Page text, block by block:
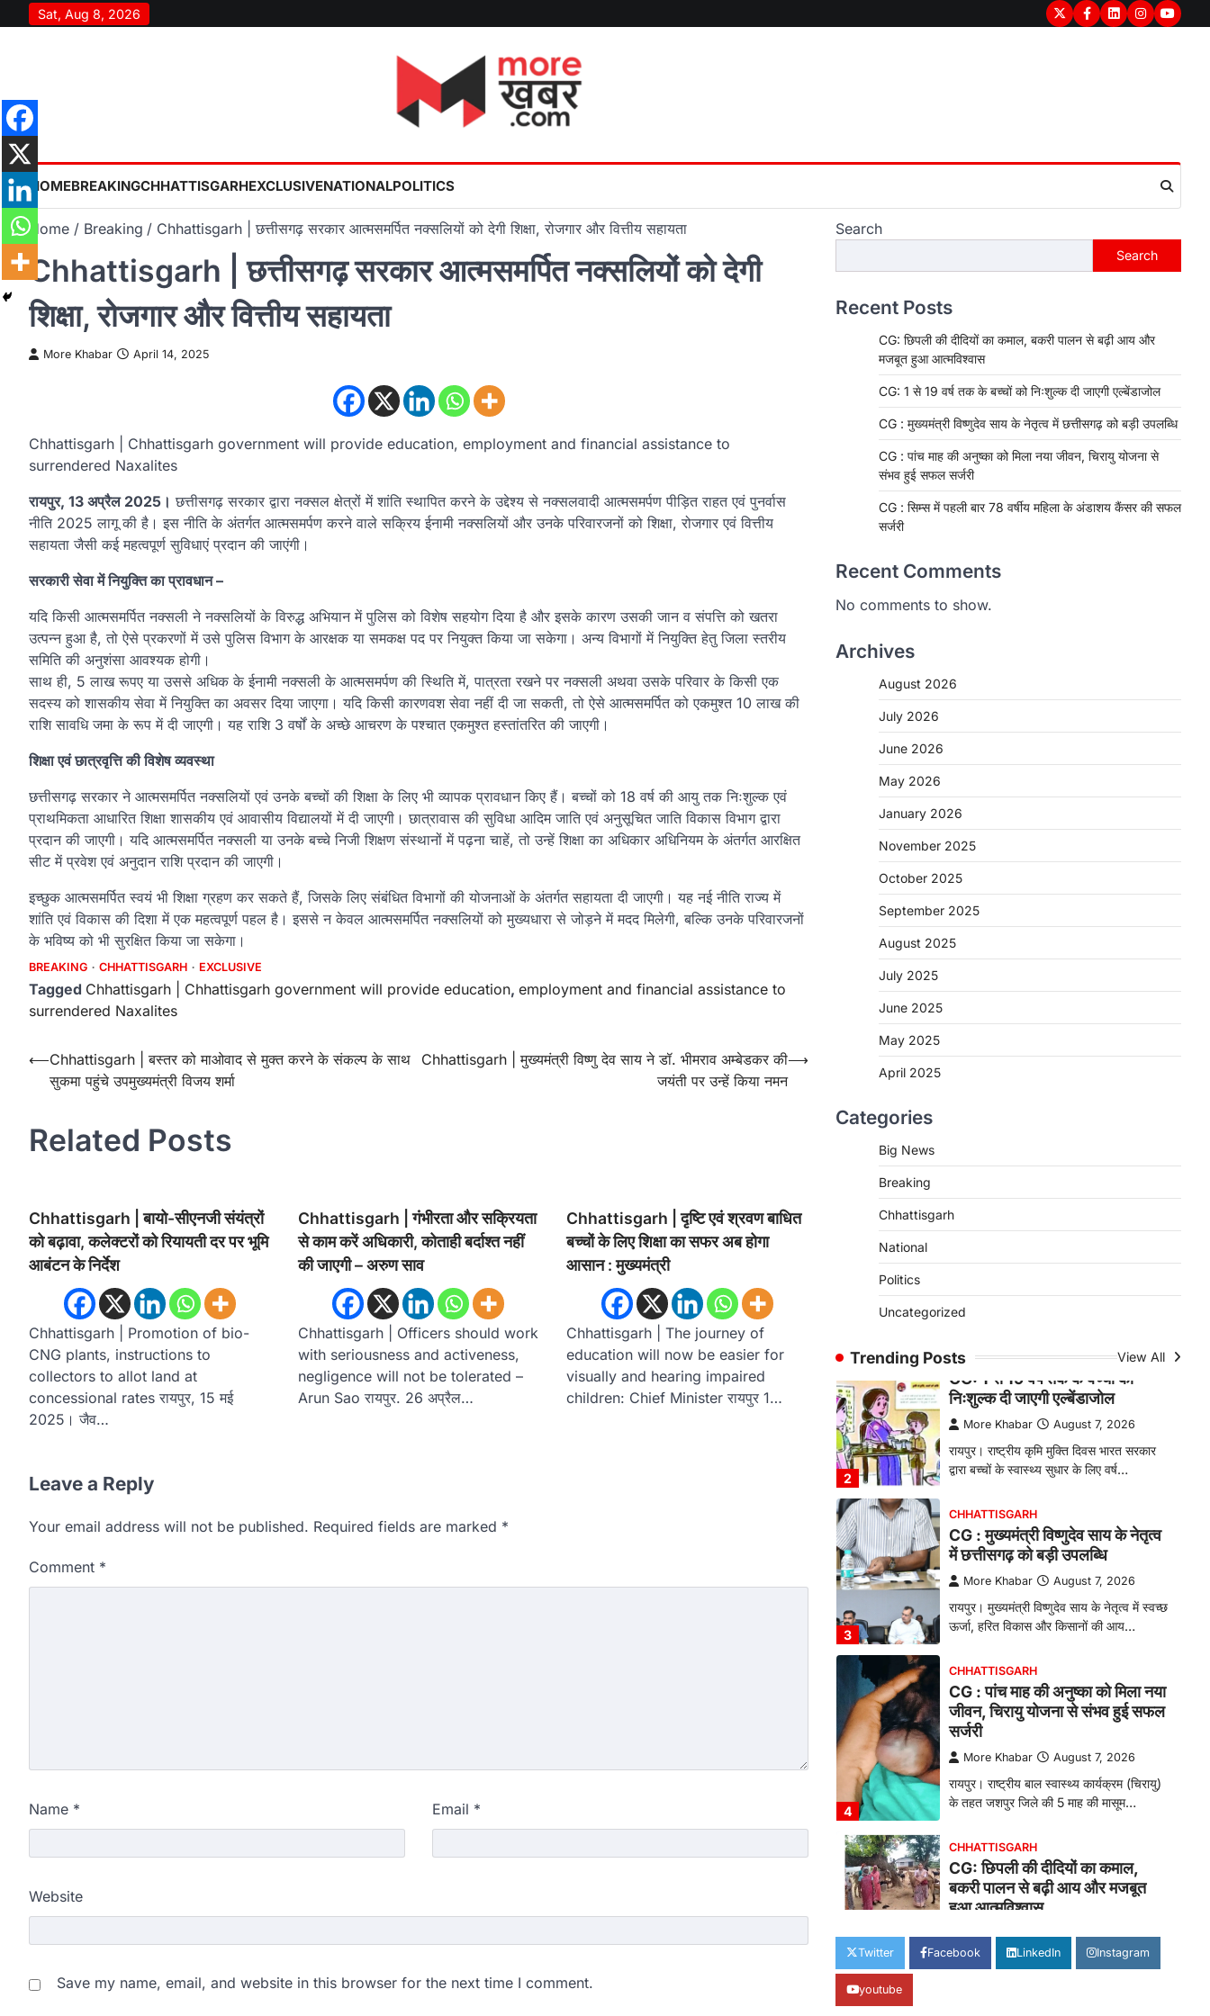
to
Sat, Aug 8, 2026
TwitterFacebook
LinkedInInstagram
HOMEBREAKINGCHHATTISGARHEXCLUSIVENATIONALPOLITICS
Home Breaking Chhattisgarh | छत्तीसगढ़ सरकार आत्मसमर्पित नक्सलियों को देगी शिक्षा, रोजगार और वित्तीय सहायता
Chhattisgarh | छत्तीसगढ़ सरकार आत्मसमर्पित नक्सलियों को देगी
शिक्षा, रोजगार और वित्तीय सहायता
More Khabar April 14, 2025
Chhattisgarh | Chhattisgarh government will provide education, employment and financial assistance to
surrendered Naxalites
रायपुर, 13 अप्रैल 2025। छत्तीसगढ़ सरकार द्वारा नक्सल क्षेत्रों में शांति स्थापित करने के उद्देश्य से नक्सलवादी आत्मसमर्पण पीड़ित राहत एवं पुनर्वास
नीति 2025 लागू की है। इस नीति के अंतर्गत आत्मसमर्पण करने वाले सक्रिय ईनामी नक्सलियों और उनके परिवारजनों को शिक्षा, रोजगार एवं वित्तीय
सहायता जैसी कई महत्वपूर्ण सुविधाएं प्रदान की जाएंगी।
सरकारी सेवा में नियुक्ति का प्रावधान –
यदि किसी आत्मसमर्पित नक्सली ने नक्सलियों के विरुद्ध अभियान में पुलिस को विशेष सहयोग दिया है और इसके कारण उसकी जान व संपत्ति को खतरा
उत्पन्न हुआ है, तो ऐसे प्रकरणों में उसे पुलिस विभाग के आरक्षक या समकक्ष पद पर नियुक्त किया जा सकेगा। अन्य विभागों में नियुक्ति हेतु जिला स्तरीय
समिति की अनुशंसा आवश्यक होगी।
साथ ही, 5 लाख रूपए या उससे अधिक के ईनामी नक्सली के आत्मसमर्पण की स्थिति में, पात्रता रखने पर नक्सली अथवा उसके परिवार के किसी एक
सदस्य को शासकीय सेवा में नियुक्ति का अवसर दिया जाएगा। यदि किसी कारणवश सेवा नहीं दी जा सकती, तो ऐसे आत्मसमर्पित को एकमुश्त 10 लाख की
राशि सावधि जमा के रूप में दी जाएगी। यह राशि 3 वर्षों के अच्छे आचरण के पश्चात एकमुश्त हस्तांतरित की जाएगी।
शिक्षा एवं छात्रवृत्ति की विशेष व्यवस्था
छत्तीसगढ़ सरकार ने आत्मसमर्पित नक्सलियों एवं उनके बच्चों की शिक्षा के लिए भी व्यापक प्रावधान किए हैं। बच्चों को 18 वर्ष की आयु तक निःशुल्क एवं
प्राथमिकता आधारित शिक्षा शासकीय एवं आवासीय विद्यालयों में दी जाएगी। छात्रावास की सुविधा आदिम जाति एवं अनुसूचित जाति विकास विभाग द्वारा
प्रदान की जाएगी। यदि आत्मसमर्पित नक्सली या उनके बच्चे निजी शिक्षण संस्थानों में पढ़ना चाहें, तो उन्हें शिक्षा का अधिकार अधिनियम के अंतर्गत आरक्षित
सीट में प्रवेश एवं अनुदान राशि प्रदान की जाएगी।
इच्छुक आत्मसमर्पित स्वयं भी शिक्षा ग्रहण कर सकते हैं, जिसके लिए संबंधित विभागों की योजनाओं के अंतर्गत सहायता दी जाएगी। यह नई नीति राज्य में
शांति एवं विकास की दिशा में एक महत्वपूर्ण पहल है। इससे न केवल आत्मसमर्पित नक्सलियों को मुख्यधारा से जोड़ने में मदद मिलेगी, बल्कि उनके परिवारजनों
के भविष्य को भी सुरक्षित किया जा सकेगा।
BREAKING CHHATTISGARH EXCLUSIVE
Tagged Chhattisgarh | Chhattisgarh government will provide education, employment and financial assistance to
surrendered Naxalites
Post
navigation
⟵Chhattisgarh | बस्तर को माओवाद से मुक्त करने के संकल्प के साथ
सुकमा पहुंचे उपमुख्यमंत्री विजय शर्मा
Chhattisgarh | मुख्यमंत्री विष्णु देव साय ने डॉ. भीमराव अम्बेडकर की
जयंती पर उन्हें किया नमन
⟶
Related Posts
Chhattisgarh | बायो-सीएनजी संयंत्रों
को बढ़ावा, कलेक्टरों को रियायती दर पर भूमि
आबंटन के निर्देश
Chhattisgarh | Promotion of bio-
CNG plants, instructions to
collectors to allot land at
concessional rates रायपुर, 15 मई
2025। जैव…
Chhattisgarh | गंभीरता और सक्रियता
से काम करें अधिकारी, कोताही बर्दाश्त नहीं
की जाएगी – अरुण साव
Chhattisgarh | Officers should work
with seriousness and activeness,
negligence will not be tolerated –
Arun Sao रायपुर. 26 अप्रैल…
Chhattisgarh | दृष्टि एवं श्रवण बाधित
बच्चों के लिए शिक्षा का सफर अब होगा
आसान : मुख्यमंत्री
Chhattisgarh | The journey of
education will now be easier for
visually and hearing impaired
children: Chief Minister रायपुर 1…
Leave a Reply
Your email address will not be published. Required fields are marked *
Comment *
Name * Email *
Website
Save my name, email, and website in this browser for the next time I comment.
Search
Search
Recent Posts
CG: छिपली की दीदियों का कमाल, बकरी पालन से बढ़ी आय और
मजबूत हुआ आत्मविश्वास
CG: 1 से 19 वर्ष तक के बच्चों को निःशुल्क दी जाएगी एल्बेंडाजोल
CG : मुख्यमंत्री विष्णुदेव साय के नेतृत्व में छत्तीसगढ़ को बड़ी उपलब्धि
CG : पांच माह की अनुष्का को मिला नया जीवन, चिरायु योजना से
संभव हुई सफल सर्जरी
CG : सिम्स में पहली बार 78 वर्षीय महिला के अंडाशय कैंसर की सफल
सर्जरी
Recent Comments
No comments to show.
Archives
August 2026
July 2026
June 2026
May 2026
January 2026
November 2025
October 2025
September 2025
August 2025
July 2025
June 2025
May 2025
April 2025
Categories
Big News
Breaking
Chhattisgarh
National
Politics
Uncategorized
Trending Posts View All
CHHATTISGARH
निःशुल्क दी जाएगी एल्बेंडाजोल
CHHATTISGARH
CG : मुख्यमंत्री विष्णुदेव साय के नेतृत्व
में छत्तीसगढ़ को बड़ी उपलब्धि
More Khabar
रायपुर। मुख्यमंत्री विष्णुदेव साय के नेतृत्व में स्वच्छ
ऊर्जा, हरित विकास और किसानों की आय…
CG : पांच माह की अनुष्का को मिला नया
CG: छिपली की दीदियों का कमाल,
बकरी पालन से बढ़ी आय और मजबूत
More Khabar August 7, 2026
रायपुर। ग्रामीण महिलाओं को आर्थिक रूप से
सशक्त बनाने की दिशा में जिले के नगरी…
2
CHHATTISGARH
CG: 1 से 19 वर्ष तक के बच्चों को
निःशुल्क दी जाएगी एल्बेंडाजोल
More Khabar August 7, 2026
रायपुर। राष्ट्रीय कृमि मुक्ति दिवस भारत सरकार
द्वारा बच्चों के स्वास्थ्य सुधार के लिए वर्ष…
3
CHHATTISGARH
CG : मुख्यमंत्री विष्णुदेव साय के नेतृत्व
में छत्तीसगढ़ को बड़ी उपलब्धि
More Khabar August 7, 2026
रायपुर। मुख्यमंत्री विष्णुदेव साय के नेतृत्व में स्वच्छ
ऊर्जा, हरित विकास और किसानों की आय…
4
CHHATTISGARH
CG : पांच माह की अनुष्का को मिला नया
जीवन, चिरायु योजना से संभव हुई सफल
सर्जरी
More Khabar August 7, 2026
रायपुर। राष्ट्रीय बाल स्वास्थ्य कार्यक्रम (चिरायु)
के तहत जशपुर जिले की 5 माह की मासूम…
1
CHHATTISGARH
CG: छिपली की दीदियों का कमाल,
बकरी पालन से बढ़ी आय और मजबूत
हुआ आत्मविश्वास
More Khabar August 7, 2026
रायपुर। ग्रामीण महिलाओं को आर्थिक रूप से
Twitter Facebook LinkedIn Instagram
youtube